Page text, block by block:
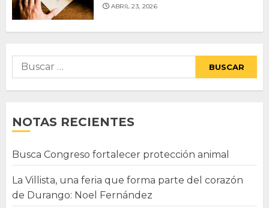
ABRIL 23, 2026
Buscar:
NOTAS RECIENTES
Busca Congreso fortalecer protección animal
La Villista, una feria que forma parte del corazón
de Durango: Noel Fernández